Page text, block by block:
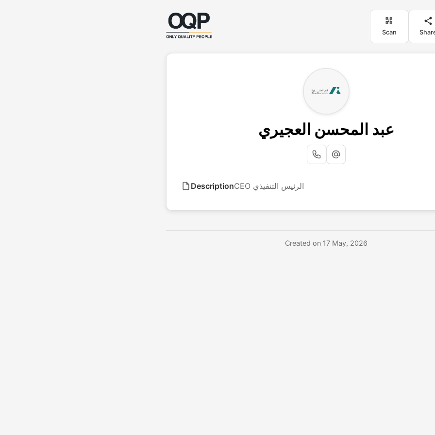
Scan
عبد المحسن العجيري
Description CEO الرئيس التنفيذي
Created on 17 May, 2026